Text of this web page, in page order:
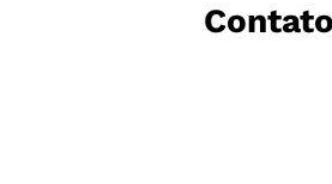
Contato